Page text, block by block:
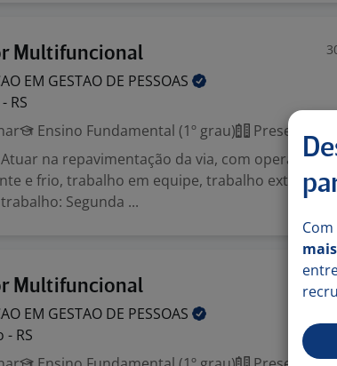
Multifuncional
EM GESTAO DE PESSOAS
RS
Ensino Fundamental (1º grau)
Presencial
na repavimentação da via, com operação
e frio, trabalho em equipe, trabalho externo.
Segunda ...
Multifuncional
EM GESTAO DE PESSOAS
- RS